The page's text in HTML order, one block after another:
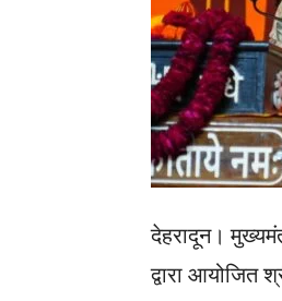
देहरादून।
द्वारा आयोजित